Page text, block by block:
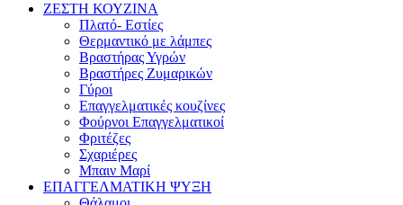
ΖΕΣΤΗ ΚΟΥΖΙΝΑ
Πλατό- Εστίες
Θερμαντικό με λάμπες
Βραστήρας Υγρών
Βραστήρες Ζυμαρικών
Γύροι
Επαγγελματικές κουζίνες
Φούρνοι Επαγγελματικοί
Φριτέζες
Σχαριέρες
Μπαιν Μαρί
ΕΠΑΓΓΕΛΜΑΤΙΚΗ ΨΥΞΗ